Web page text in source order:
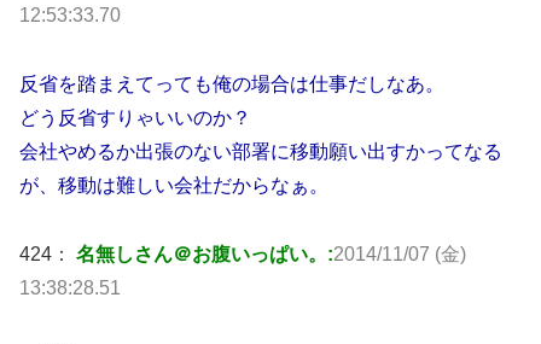
12:53:33.70
反省を踏まえてっても俺の場合は仕事だしなあ。
どう反省すりゃいいのか？
会社やめるか出張のない部署に移動願い出すかってなる
が、移動は難しい会社だからなぁ。
424： 名無しさん＠お腹いっぱい。:2014/11/07 (金)
13:38:28.51